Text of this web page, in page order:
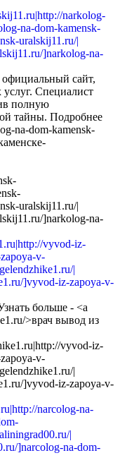
официальный сайт,
услуг. Специалист
полную
тайны. Подробнее
na-dom-kamensk-
uralskij11.ru/|
]narkolog-na-
больше - <a
>врач вывод из
vyvod-iz-
v-
|
]vyvod-iz-zapoya-v-